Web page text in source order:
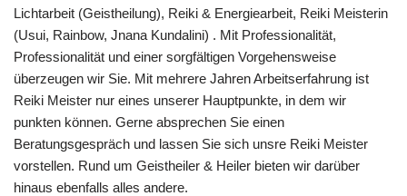
Lichtarbeit (Geistheilung), Reiki & Energiearbeit, Reiki Meisterin
(Usui, Rainbow, Jnana Kundalini) . Mit Professionalität,
Professionalität und einer sorgfältigen Vorgehensweise
überzeugen wir Sie. Mit mehrere Jahren Arbeitserfahrung ist
Reiki Meister nur eines unserer Hauptpunkte, in dem wir
punkten können. Gerne absprechen Sie einen
Beratungsgespräch und lassen Sie sich unsre Reiki Meister
vorstellen. Rund um Geistheiler & Heiler bieten wir darüber
hinaus ebenfalls alles andere.